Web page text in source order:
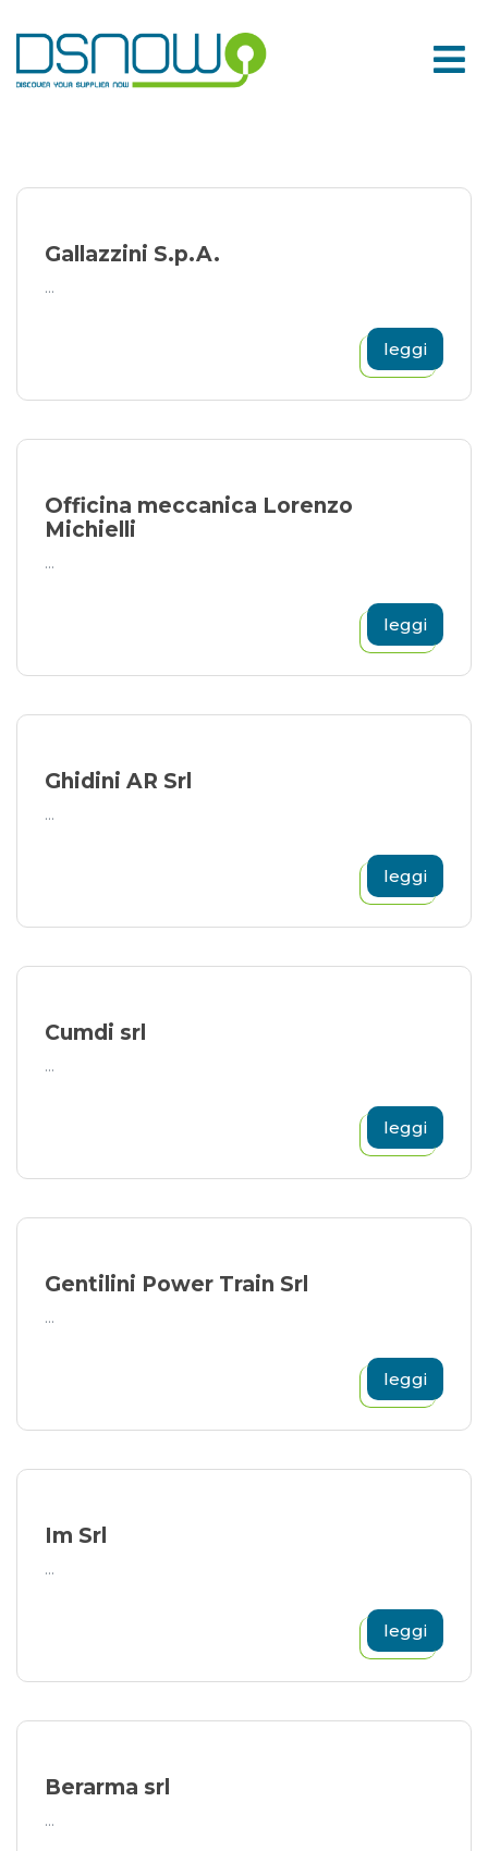
to
content
Gallazzini S.p.A.
...
leggi
Officina meccanica Lorenzo
Michielli
...
leggi
Ghidini AR Srl
...
leggi
Cumdi srl
...
leggi
Gentilini Power Train Srl
...
leggi
Im Srl
...
leggi
Berarma srl
...